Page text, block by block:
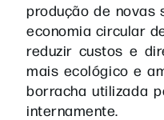
produção de novas
economia circular
reduzir custos e
mais ecológico e
borracha utilizada
internamente.